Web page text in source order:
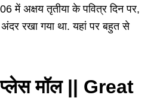
में अक्षय तृतीया के पवित्र दिन पर,
अंदर रखा गया था. यहां पर बहुत से
प्लेस मॉल || Great